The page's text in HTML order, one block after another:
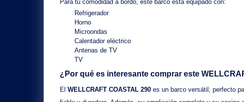
Para tu comodidad a bordo, este barco está equipado con:
Refrigerador
Horno
Microondas
Calentador eléctrico
Antenas de TV
TV
¿Por qué es interesante comprar este
El WELLCRAFT COASTAL 290 es un barco versátil, perfecto